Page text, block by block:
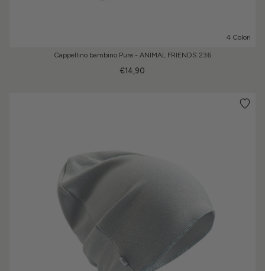
4 Colori
Cappellino bambino Pure - ANIMAL FRIENDS 236
€14,90